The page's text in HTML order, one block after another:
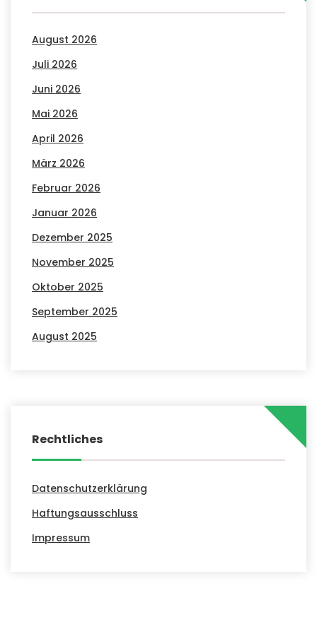
August 2026
Juli 2026
Juni 2026
Mai 2026
April 2026
März 2026
Februar 2026
Januar 2026
Dezember 2025
November 2025
Oktober 2025
September 2025
August 2025
Rechtliches
Datenschutzerklärung
Haftungsausschluss
Impressum